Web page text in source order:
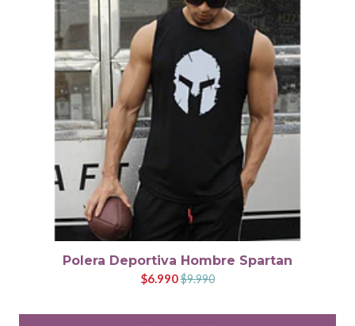
Polera Deportiva Hombre Spartan
$6.990$9.990